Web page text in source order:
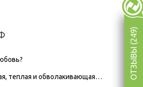
теплая и обволакивающая… ОТЗЫВЫ (249)